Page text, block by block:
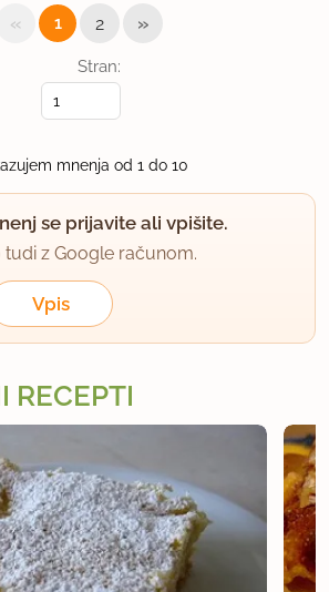
Slikica že poslana.
sporočil
ne obvladam in me zanima, kje bi
sporočil
Stran:
« 1 2 »
mnenja od 1 do 10
se prijavite ali vpišite.
tudi z Google računom.
Vpis
RECEPTI